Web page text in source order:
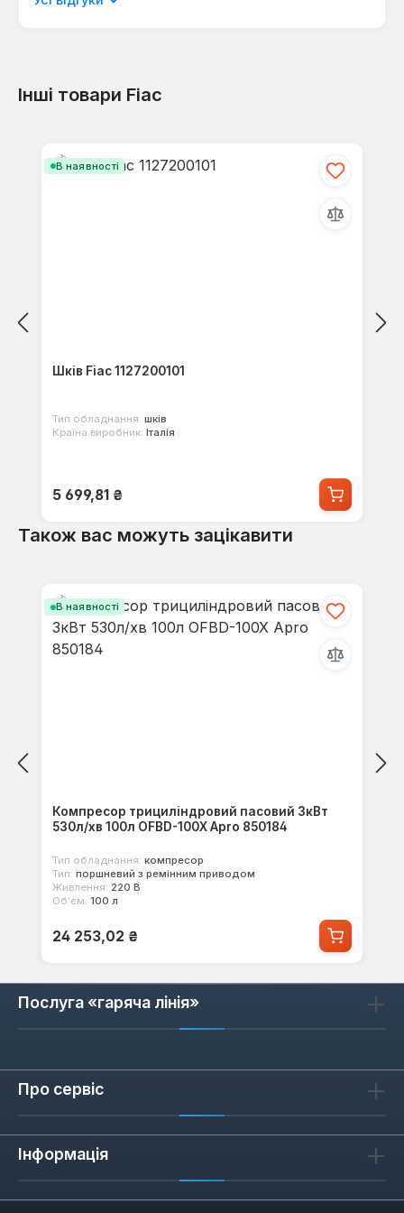
Відгуків не знайдено. Поділіться
Інші товари Fiac
В наявності
Шків Fiac 1127200101
Тип обладнання: шків
Країна виробник: Італія
Звичайна ціна:
5 699,81 ₴
Також вас можуть зацікавити
В наявності
Компресор трициліндровий пасовий 3кВт
530л/хв 100л OFBD-100X Apro 850184
Тип обладнання: компресор
Тип: поршневий з ремінним приводом
Живлення: 220 В
Об'єм: 100 л
Звичайна ціна:
24 253,02 ₴
Послуга «гаряча лінія»
Про сервіс
Інформація